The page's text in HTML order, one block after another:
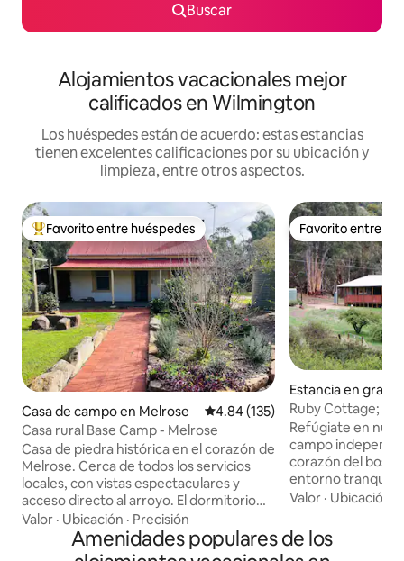
Buscar
Alojamientos vacacionales mejor
calificados en Wilmington
Los huéspedes están de acuerdo: estas estancias
tienen excelentes calificaciones por su ubicación y
limpieza, entre otros aspectos.
De los mejores en Favorito entre huéspedes
Favorito entre huéspedes
Casa de campo en Melrose Calificación promedio: 4.84 de
4.84 (135)
Casa rural Base Camp - Melrose
Casa de piedra histórica en el corazón de
Melrose. Cerca de todos los servicios
locales, con vistas espectaculares y
acceso directo al arroyo. El dormitorio
principal y el segundo dormitorio tienen
camas tamaño queen. El tercer
dormitorio tiene una litera triple (doble e
Valor · Ubicación · Precisión
Favorito entre
Favorito entre
Estancia en
ara
Ruby Cottage;
al bosque.
Refúgiate en
campo
corazón del
entorno tranquilo
de las amplias
nacionales
numerosos
Valor · Ubicación
Amenidades populares de los